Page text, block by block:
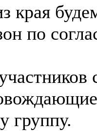
края
по
группу.